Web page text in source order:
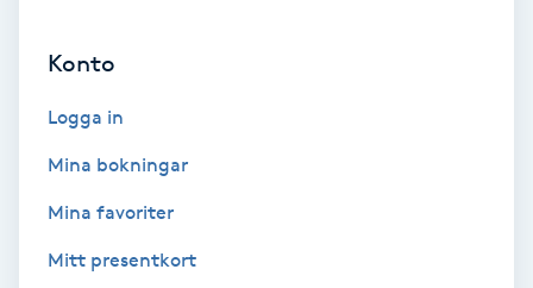
Extensions borttagning
Eyeliner-tatuering
Konto
Logga in
Mina bokningar
Mina favoriter
Mitt presentkort